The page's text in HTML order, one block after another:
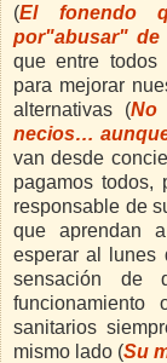
(El fonendo
por"abusar" de
que entre todos
para mejorar
alternativas (No
necios…
van desde
pagamos todos,
responsable de
que aprendan
esperar al lunes
sensación de
sanitarios
mismo lado (Su